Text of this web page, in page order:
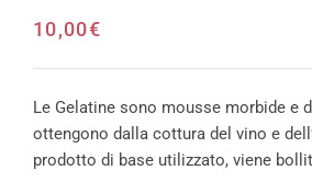
10,00€
Le Gelatine sono mousse morbide e
ottengono dalla cottura del vino e
prodotto di base utilizzato, viene